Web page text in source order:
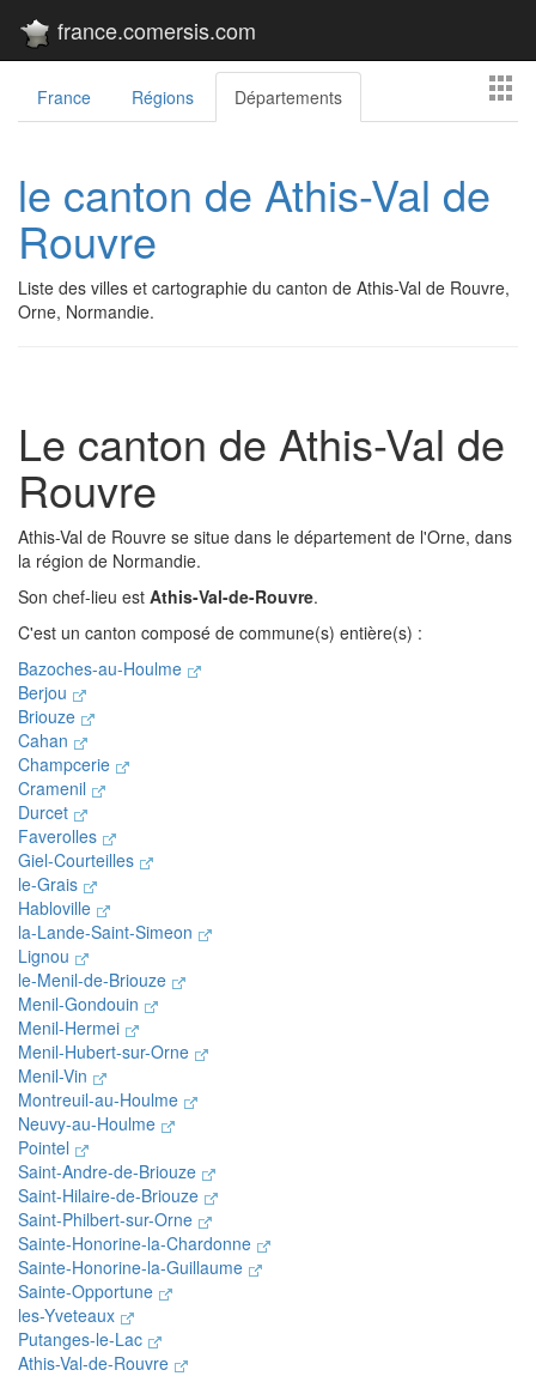
france.comersis.com
France Régions Départements
le canton de Athis-Val de
Rouvre
Liste des villes et cartographie du canton de Athis-Val de Rouvre,
Orne, Normandie.
Le canton de Athis-Val de
Rouvre
Athis-Val de Rouvre se situe dans le département de l'Orne, dans
la région de Normandie.
Son chef-lieu est Athis-Val-de-Rouvre.
C'est un canton composé de commune(s) entière(s) :
Bazoches-au-Houlme
Berjou
Briouze
Cahan
Champcerie
Cramenil
Durcet
Faverolles
Giel-Courteilles
le-Grais
Habloville
la-Lande-Saint-Simeon
Lignou
le-Menil-de-Briouze
Menil-Gondouin
Menil-Hermei
Menil-Hubert-sur-Orne
Menil-Vin
Montreuil-au-Houlme
Neuvy-au-Houlme
Pointel
Saint-Andre-de-Briouze
Saint-Hilaire-de-Briouze
Saint-Philbert-sur-Orne
Sainte-Honorine-la-Chardonne
Sainte-Honorine-la-Guillaume
Sainte-Opportune
les-Yveteaux
Putanges-le-Lac
Athis-Val-de-Rouvre